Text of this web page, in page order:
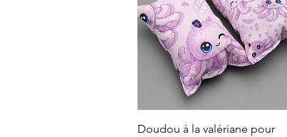
クイックビュー
Doudou à la valériane pour